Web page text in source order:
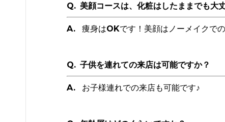
Q. 美顔コースは、 化粧はしたままでも大
A. 痩身はOKです！美顔はノーメイクでの
Q. 子供を連れての来店は可能ですか？
A. お子様連れでの来店も可能です♪